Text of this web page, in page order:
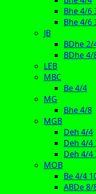
Bhe 4/6
Bhe 4/6
JB
BDhe 2/
BDhe 4/
LEB
MBC
Be 4/4
MG
Bhe 4/8
MGB
Deh 4/4
Deh 4/4
Deh 4/4
MOB
Be 4/4
ABDe 8/